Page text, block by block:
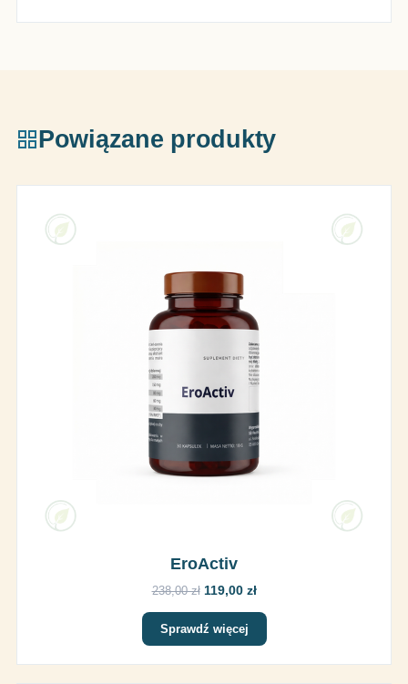
Powiązane produkty
EroActiv
238,00 zł119,00 zł
Sprawdź więcej